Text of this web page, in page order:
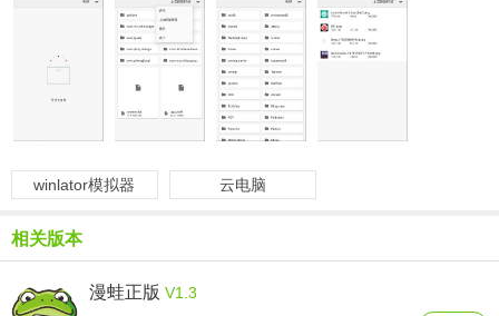
winlator模拟器 云电脑
相关版本
漫蛙正版 V1.3